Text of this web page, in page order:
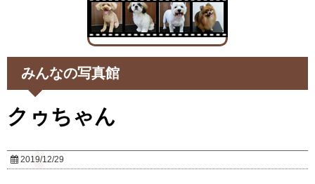
みんなの写真館
クゥちゃん
2019/12/29